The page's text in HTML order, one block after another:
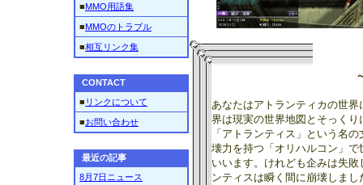
■MMO用語集
■MMOのトラブル
■相互リンク集
CONTACT
■ リンクについて
■お問い合わせ
最近の記事
8月7日ニュース
あなたはアトランティカの世
界は現実の世界地図とそっく
「アトランティス」という名
壊力を持つ「オリハルコン」
いいます。けれども企みは失
ンティスは瞬く間に崩壊しま